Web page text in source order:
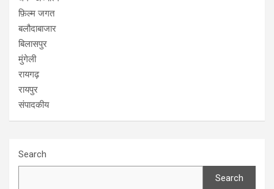
फ़िल्म जगत
बलौदाबाजार
बिलासपुर
मुंगेली
रायगढ़
रायपुर
संपादकीय
Search
Search